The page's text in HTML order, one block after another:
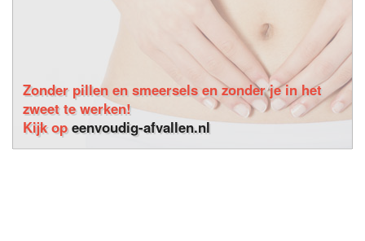
Zonder pillen en smeersels en zonder je in het
zweet te werken!
Kijk opeenvoudig-afvallen.nl